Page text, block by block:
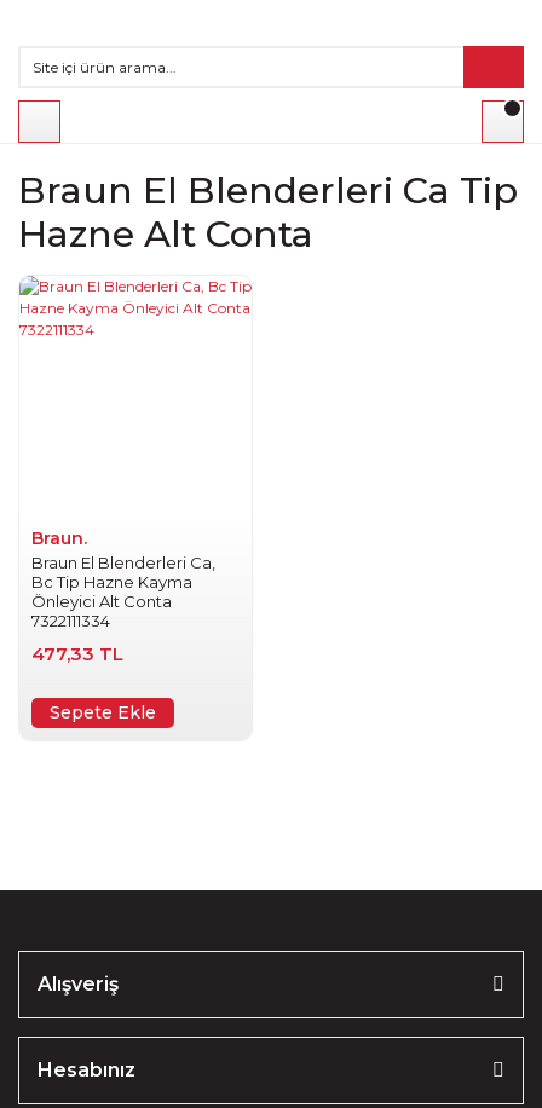
Braun El Blenderleri Ca Tip
Hazne Alt Conta
Braun.
Braun El Blenderleri Ca,
Bc Tip Hazne Kayma
Önleyici Alt Conta
7322111334
477,33 TL
Sepete Ekle
Alışveriş
Hesabınız